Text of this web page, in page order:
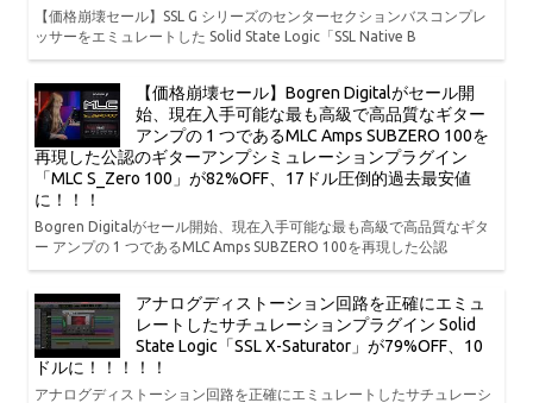
【価格崩壊セール】SSL G シリーズのセンターセクションバスコンプレ
ッサーをエミュレートした Solid State Logic「SSL Native B
【価格崩壊セール】Bogren Digitalがセール開
始、現在入手可能な最も高級で高品質なギター
アンプの 1 つであるMLC Amps SUBZERO 100を
再現した公認のギターアンプシミュレーションプラグイン
「MLC S_Zero 100」が82%OFF、17ドル圧倒的過去最安値
に！！！
Bogren Digitalがセール開始、現在入手可能な最も高級で高品質なギタ
ー アンプの 1 つであるMLC Amps SUBZERO 100を再現した公認
アナログディストーション回路を正確にエミュ
レートしたサチュレーションプラグイン Solid
State Logic「SSL X-Saturator」が79%OFF、10
ドルに！！！！！
アナログディストーション回路を正確にエミュレートしたサチュレーシ